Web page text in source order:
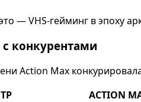
конкурентами
Action Max
ACTION